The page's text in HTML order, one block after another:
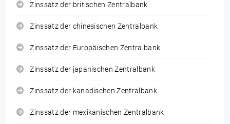
Zinssatz der britischen Zentralbank
Zinssatz der chinesischen Zentralbank
Zinssatz der Europäischen Zentralbank
Zinssatz der japanischen Zentralbank
Zinssatz der kanadischen Zentralbank
Zinssatz der mexikanischen Zentralbank